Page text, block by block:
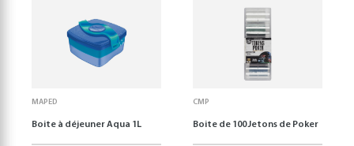
MAPED
Boite à déjeuner Aqua 1L
CMP
Boite de 100 Jetons de Poker